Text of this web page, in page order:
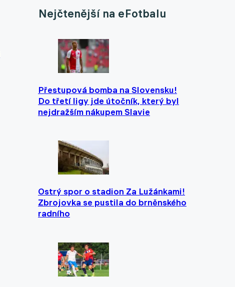
Nejčtenější na eFotbalu
Přestupová bomba na Slovensku!
Do třetí ligy jde útočník, který byl
nejdražším nákupem Slavie
Ostrý spor o stadion Za Lužánkami!
Zbrojovka se pustila do brněnského
radního